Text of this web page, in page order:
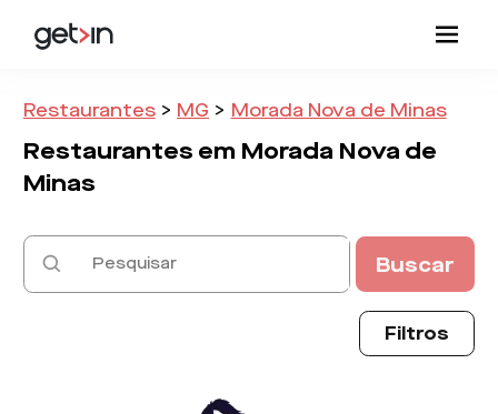
Restaurantes > MG > Morada Nova de Minas
Restaurantes em Morada Nova de
Minas
Buscar
Filtros